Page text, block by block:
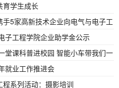
育学生成长
手5家高新技术企业向电气与电子工
长
子工程学院企业助学金公示
堂课科普进校园 智能小车带我们一
就业工作推进会
系列活动：摄影培训